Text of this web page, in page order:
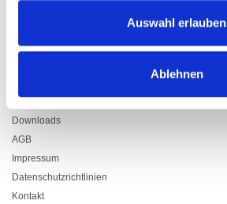
Auswahl erlauben
Ablehnen
Zürcherstrasse 37
LINKS
Downloads
AGB
Impressum
Datenschutzrichtlinien
Kontakt